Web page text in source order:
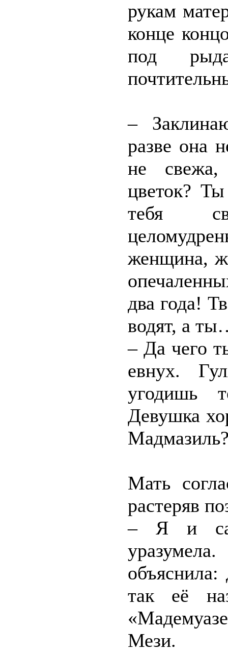
рукам
конце
под
–
разве она
не
цветок?
тебя
женщина,
два года!
водят, а
– Да чего
евнух.
угодишь
Девушка
Мать
растеряв
– Я и
так её
Мези.